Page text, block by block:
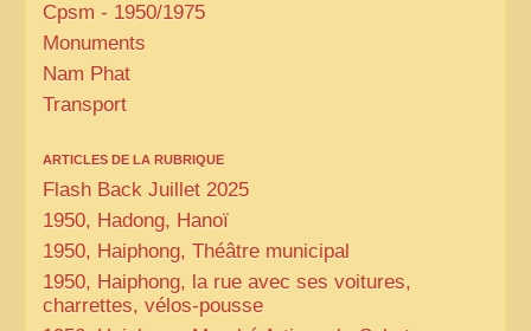
Cpsm - 1950/1975
Monuments
Nam Phat
Transport
ARTICLES DE LA RUBRIQUE
Flash Back Juillet 2025
1950, Hadong, Hanoï
1950, Haiphong, Théâtre municipal
1950, Haiphong, la rue avec ses voitures,
charrettes, vélos-pousse